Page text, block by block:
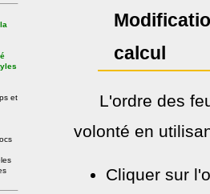
et
calcul
L'ordre des
volonté en
Cliquer sur